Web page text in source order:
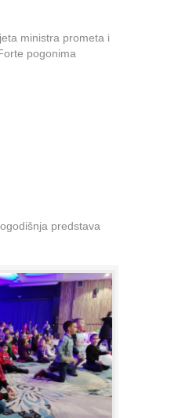
ministra prometa i
pogonima
predstava